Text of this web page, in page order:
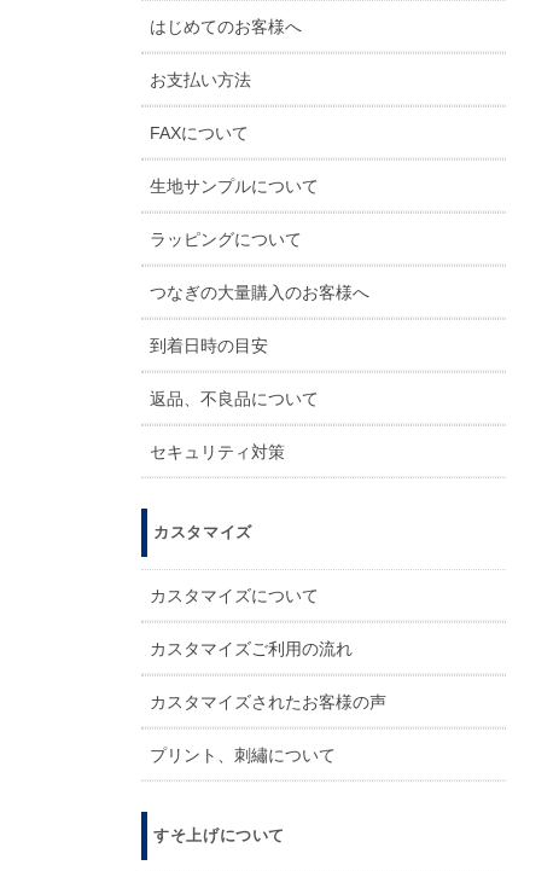
はじめてのお客様へ
お支払い方法
FAXについて
生地サンプルについて
ラッピングについて
つなぎの大量購入のお客様へ
到着日時の目安
返品、不良品について
セキュリティ対策
カスタマイズ
カスタマイズについて
カスタマイズご利用の流れ
カスタマイズされたお客様の声
プリント、刺繡について
すそ上げについて